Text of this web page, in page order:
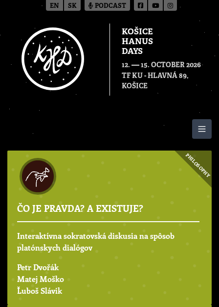
KOŠICE
HANUS
DAYS
12. — 15. OCTOBER 2026
TF KU - HLAVNÁ 89,
KOŠICE
PHILOSOPHY
ČO JE PRAVDA? A EXISTUJE?
Interaktívna sokratovská diskusia na spôsob
platónskych dialógov
Petr Dvořák
Matej Moško
Ľuboš Slávik
EN SK PODCAST